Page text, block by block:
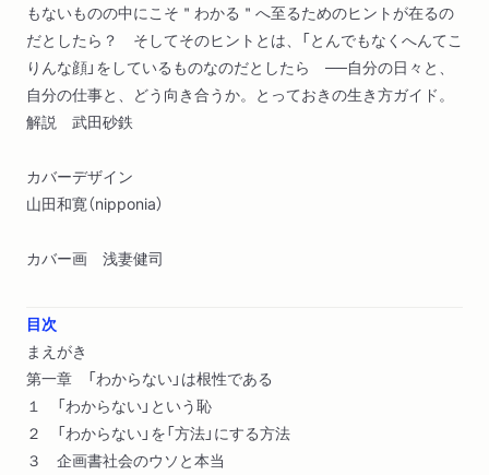
もないものの中にこそ＂わかる＂へ至るためのヒントが在るの
だとしたら？ そしてそのヒントとは、「とんでもなくへんてこ
りんな顔」をしているものなのだとしたら ──自分の日々と、
自分の仕事と、どう向き合うか。とっておきの生き方ガイド。
解説 武田砂鉄
カバーデザイン
山田和寛（nipponia）
カバー画 浅妻健司
目次
まえがき
第一章 「わからない」は根性である
１ 「わからない」という恥
２ 「わからない」を「方法」にする方法
３ 企画書社会のウソと本当